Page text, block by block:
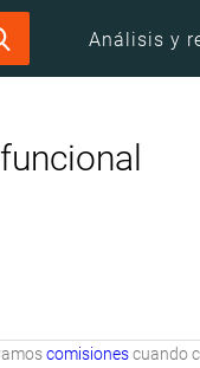
Análisis y
comisionescuando